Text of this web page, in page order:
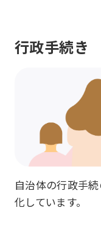
行政手続き
自治体の行政手
化しています。